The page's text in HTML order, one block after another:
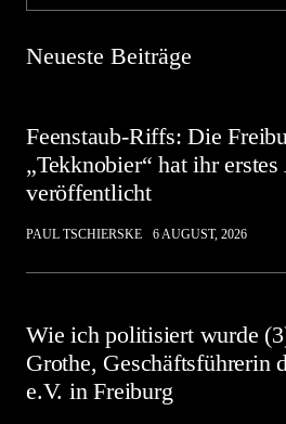
Neueste Beiträge
Feenstaub-Riffs: Die
„Tekknobier“ hat ihr
veröffentlicht
PAUL TSCHIERSKE 6 AUGUST, 2026
Wie ich politisiert wurde
Grothe, Geschäftsführerin
e.V. in Freiburg